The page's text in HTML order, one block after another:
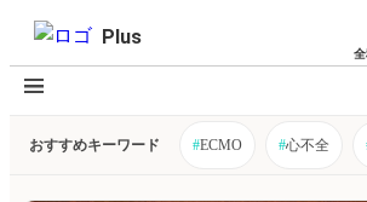
Plus
おすすめキーワード #ECMO #心不全